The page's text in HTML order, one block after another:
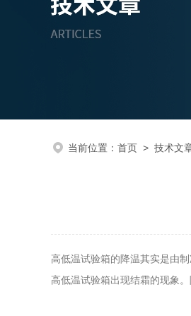
当前位置： 首页 > 技术文
高低温试验箱的降温其实是由
高低温试验箱出现结霜的现象